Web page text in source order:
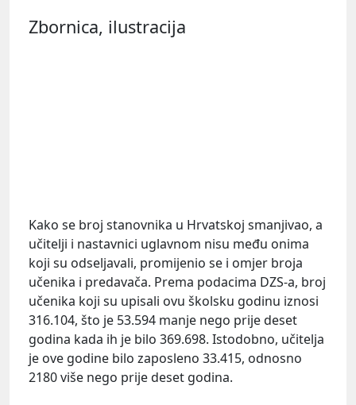
Zbornica, ilustracija
Kako se broj stanovnika u Hrvatskoj smanjivao, a
učitelji i nastavnici uglavnom nisu među onima
koji su odseljavali, promijenio se i omjer broja
učenika i predavača. Prema podacima DZS-a, broj
učenika koji su upisali ovu školsku godinu iznosi
316.104, što je 53.594 manje nego prije deset
godina kada ih je bilo 369.698. Istodobno, učitelja
je ove godine bilo zaposleno 33.415, odnosno
2180 više nego prije deset godina.